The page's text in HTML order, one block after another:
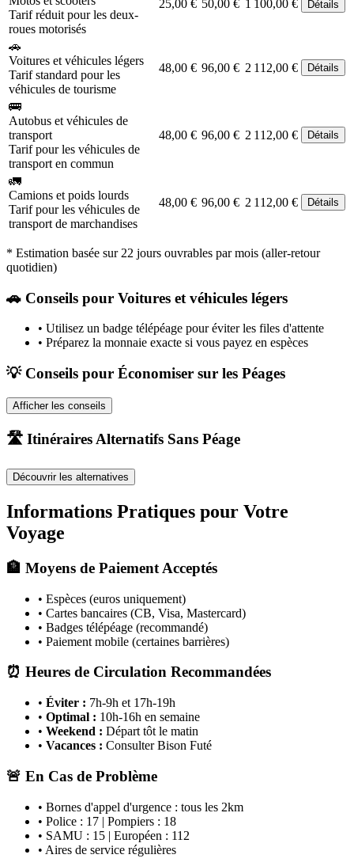
Tarif réduit pour les deux-
roues motorisés
25,00 € 50,00 € 1 100,00 € Détails
🚗
Voitures et véhicules légers
Tarif standard pour les
véhicules de tourisme
48,00 € 96,00 € 2 112,00 € Détails
🚌
Autobus et véhicules de
transport
Tarif pour les véhicules de
transport en commun
48,00 € 96,00 € 2 112,00 € Détails
🚛
Camions et poids lourds
Tarif pour les véhicules de
transport de marchandises
48,00 € 96,00 € 2 112,00 € Détails
* Estimation basée sur 22 jours ouvrables par mois (aller-retour
quotidien)
🚗 Conseils pour Voitures et véhicules légers
• Utilisez un badge télépéage pour éviter les files d'attente
• Préparez la monnaie exacte si vous payez en espèces
💡 Conseils pour Économiser sur les Péages
Afficher les conseils
🛣️ Itinéraires Alternatifs Sans Péage
Découvrir les alternatives
Informations Pratiques pour Votre
Voyage
🏦 Moyens de Paiement Acceptés
• Espèces (euros uniquement)
• Cartes bancaires (CB, Visa, Mastercard)
• Badges télépéage (recommandé)
• Paiement mobile (certaines barrières)
⏰ Heures de Circulation Recommandées
• Éviter : 7h-9h et 17h-19h
• Optimal : 10h-16h en semaine
• Weekend : Départ tôt le matin
• Vacances : Consulter Bison Futé
🚨 En Cas de Problème
• Bornes d'appel d'urgence : tous les 2km
• Police : 17 | Pompiers : 18
• SAMU : 15 | Européen : 112
• Aires de service régulières